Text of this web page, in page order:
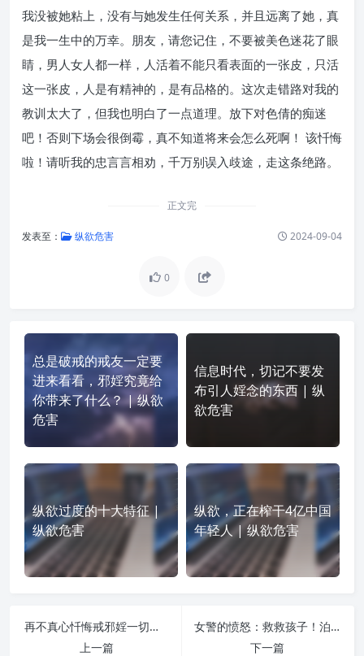
我没被她粘上，没有与她发生任何关系，并且远离了她，真
是我一生中的万幸。朋友，请您记住，不要被美色迷花了眼
睛，男人女人都一样，人活着不能只看表面的一张皮，只活
这一张皮，人是有精神的，是有品格的。这次走错路对我的
教训太大了，但我也明白了一点道理。放下对色倩的痴迷
吧！否则下场会很倒霉，真不知道将来会怎么死啊！ 该忏悔
啦！请听我的忠言言相劝，千万别误入歧途，走这条绝路。
正文完
发表至： 纵欲危害 2024-09-04
0
总是破戒的戒友一定要
进来看看，邪婬究竟给
你带来了什么？ | 纵欲
危害
信息时代，切记不要发
布引人婬念的东西 | 纵
欲危害
纵欲过度的十大特征 |
纵欲危害
纵欲，正在榨干4亿中国
年轻人 | 纵欲危害
再不真心忏悔戒邪婬一切都是多余 | 纵欲危害
上一篇
女警的愤怒：救救孩子！泊头奸杀女童案背后藏着一大群罪犯 | 纵欲危害
下一篇